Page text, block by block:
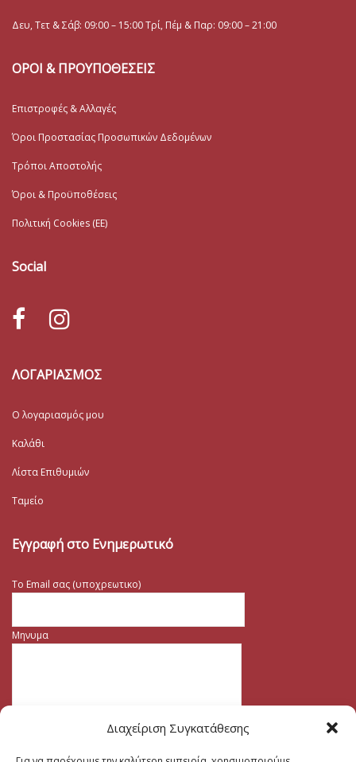
Διαχείριση Συγκατάθεσης
Δευ, Τετ & Σάβ: 09:00 – 15:00 Τρί, Πέμ & Παρ: 09:00 – 21:00
ΟΡΟΙ & ΠΡΟΥΠΟΘΕΣΕΙΣ
Επιστροφές & Αλλαγές
Όροι Προστασίας Προσωπικών Δεδομένων
Τρόποι Αποστολής
Όροι & Προϋποθέσεις
Πολιτική Cookies (ΕΕ)
Social
ΛΟΓΑΡΙΑΣΜΟΣ
Ο λογαριασμός μου
Καλάθι
Λίστα Επιθυμιών
Ταμείο
Εγγραφή στο Ενημερωτικό
Το Email σας (υποχρεωτικο)
Μηνυμα